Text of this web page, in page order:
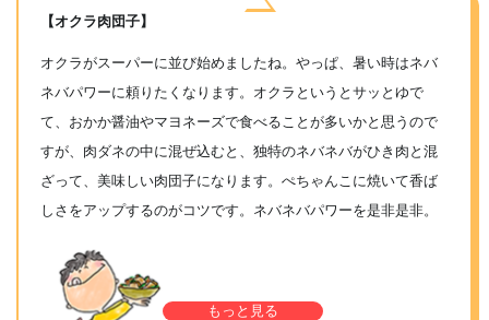
【オクラ肉団子】
オクラがスーパーに並び始めましたね。やっぱ、暑い時はネバ
ネバパワーに頼りたくなります。オクラというとサッとゆで
て、おかか醤油やマヨネーズで食べることが多いかと思うので
すが、肉ダネの中に混ぜ込むと、独特のネバネバがひき肉と混
ざって、美味しい肉団子になります。ぺちゃんこに焼いて香ば
しさをアップするのがコツです。ネバネバパワーを是非是非。
もっと見る